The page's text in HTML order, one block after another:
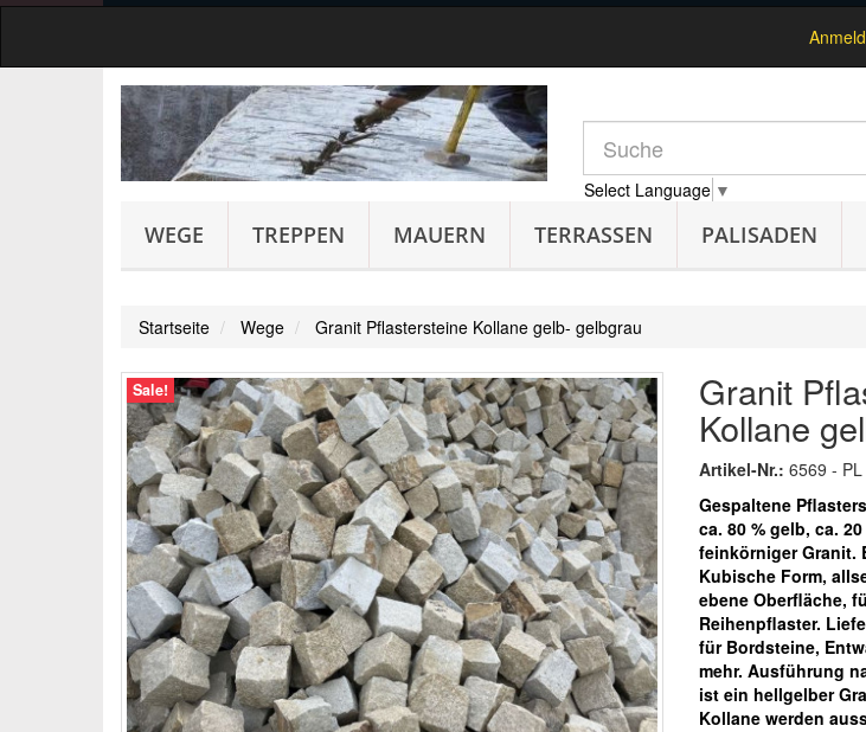
Select Language ▼
WEGE TREPPEN MAUERN TERRASSEN PALISADEN
Startseite Wege Granit Pflastersteine Kollane gelb- gelbgrau
Sale! Granit
Kollane
Artikel-Nr.: 6569 - PL
Gespaltene
ca. 80 % gelb, ca.
feinkörniger Granit.
Kubische Form,
ebene Oberfläche,
Reihenpflaster.
für Bordsteine,
mehr. Ausführung
ist ein hellgelber
Kollane werden